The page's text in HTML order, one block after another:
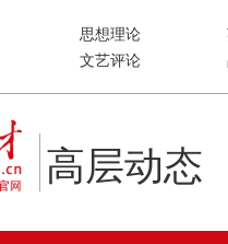
思想理论
文艺评论
高层动态